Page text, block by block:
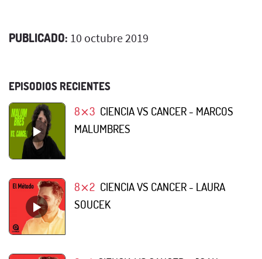
PUBLICADO: 10 octubre 2019
EPISODIOS RECIENTES
8⨯3 CIENCIA VS CANCER - MARCOS
MALUMBRES
8⨯2 CIENCIA VS CANCER - LAURA
SOUCEK